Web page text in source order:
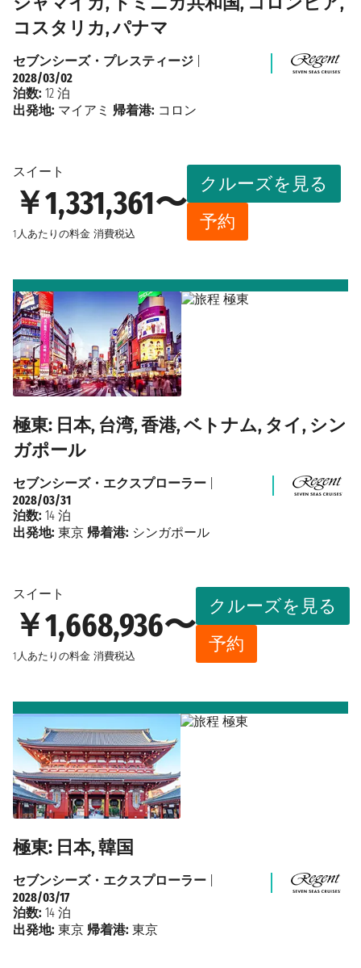
コスタリカ, パナマ
スイート
￥1,331,361〜
1人あたりの料金 消費税込
クルーズを見る
予約
セブンシーズ・プレスティージ
2028/03/02
泊数: 12 泊
出発地: マイアミ 帰着港: コロン
極東: 日本, 台湾, 香港, ベトナム, タイ, シン
ガポール
スイート
￥1,668,936〜
1人あたりの料金 消費税込
クルーズを見る
予約
セブンシーズ・エクスプローラー
2028/03/31
泊数: 14 泊
出発地: 東京 帰着港: シンガポール
極東: 日本, 韓国
セブンシーズ・エクスプローラー
2028/03/17
泊数: 14 泊
出発地: 東京 帰着港: 東京